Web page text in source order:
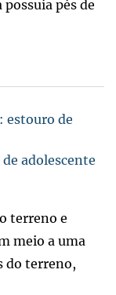
pés de
estouro de
adolescente
terreno e
meio a uma
do terreno,